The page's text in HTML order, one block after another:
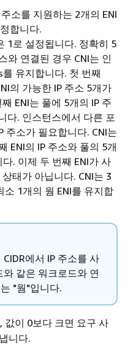
소를 지원하는 2개의 ENI
합니다.
1로 설정됩니다. 정확히 5
와 연결된 경우 CNI는 인
유지합니다. 첫 번째
의 가능한 IP 주소 5개가
ENI는 풀에 5개의 IP 주
다. 인스턴스에서 다른 포
주소가 필요합니다. CNI는
ENI의 IP 주소와 풀의 5개
. 이제 두 번째 ENI가 사
태가 아닙니다. CNI는 3
소 1개의 웜 ENI를 유지합
에서 IP 주소를 사
같은 워크로드와 연
"웜"입니다.
값이 0보다 크면 요구 사
니다.